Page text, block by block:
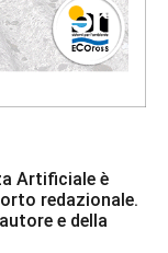
Artificiale è
redazionale.
e della